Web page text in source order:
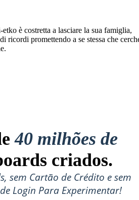
è costretta a lasciare la sua famiglia,
ricordi promettendo a se stessa che
40 milhões de
criados.
sem Cartão de Crédito e sem
Login Para Experimentar!